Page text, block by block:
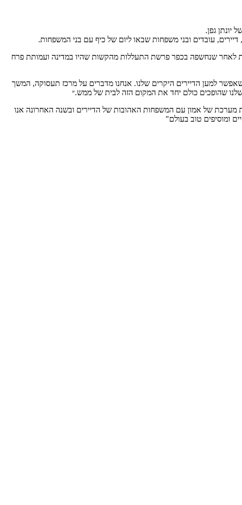
גפן.
ע"י עמותת פרח וזאת לאחר שנחשפה בכפר פרשת התעללות מהקשות שהיו במדינה ועמותת פרח
למען הדיירים היקרים שלנו. אנחנו מדברים על מרכז תעסוקה, המשך
שהופכים כולם יחד את המקום הזה לבית של ממש.״
של אמון עם המשפחות האהובות של הדיירים ובשנה האחרונה אנו
ומוסיפים טוב בעולם"